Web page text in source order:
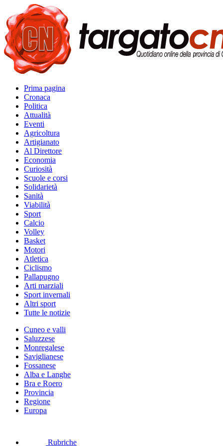
Prima pagina
Cronaca
Politica
Attualità
Eventi
Agricoltura
Artigianato
Al Direttore
Economia
Curiosità
Scuole e corsi
Solidarietà
Sanità
Viabilità
Sport
Calcio
Volley
Basket
Motori
Atletica
Ciclismo
Pallapugno
Arti marziali
Sport invernali
Altri sport
Tutte le notizie
Cuneo e valli
Saluzzese
Monregalese
Saviglianese
Fossanese
Alba e Langhe
Bra e Roero
Provincia
Regione
Europa
Rubriche